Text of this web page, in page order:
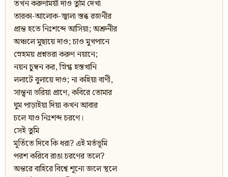
তখন করুণাময়ী দাও তুমি দেখা
তারকা-আলোক-জ্বালা স্তব্ধ রজনীর
প্রান্ত হতে নিঃশব্দে আসিয়া; অশ্রুনীর
অঞ্চলে মুছায়ে দাও; চাও মুখপানে
স্নেহময় প্রশ্নভরা করুণ নয়ানে;
নয়ন চুম্বন কর, স্নিগ্ধ হস্তখানি
ললাটে বুলায়ে দাও; না কহিয়া বাণী,
সান্ত্বনা ভরিয়া প্রাণে, কবিরে তোমার
ঘুম পাড়াইয়া দিয়া কখন আবার
চলে যাও নিঃশব্দ চরণে।
সেই তুমি
মূর্তিতে দিবে কি ধরা? এই মর্তভূমি
পরশ করিবে রাঙা চরণের তলে?
অন্তরে বাহিরে বিশ্বে শূন্যে জলে স্থলে